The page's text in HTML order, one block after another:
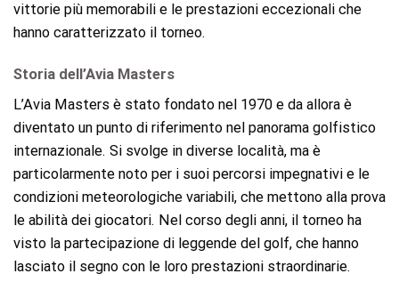
vittorie più memorabili e le prestazioni eccezionali che
hanno caratterizzato il torneo.
Storia dell’Avia Masters
L’Avia Masters è stato fondato nel 1970 e da allora è
diventato un punto di riferimento nel panorama golfistico
internazionale. Si svolge in diverse località, ma è
particolarmente noto per i suoi percorsi impegnativi e le
condizioni meteorologiche variabili, che mettono alla prova
le abilità dei giocatori. Nel corso degli anni, il torneo ha
visto la partecipazione di leggende del golf, che hanno
lasciato il segno con le loro prestazioni straordinarie.